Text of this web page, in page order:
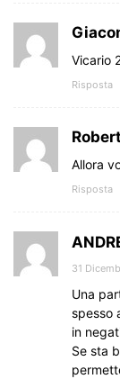
Vicario
Risposta
Allora
Risposta
31
Una
spesso
in
Se sta